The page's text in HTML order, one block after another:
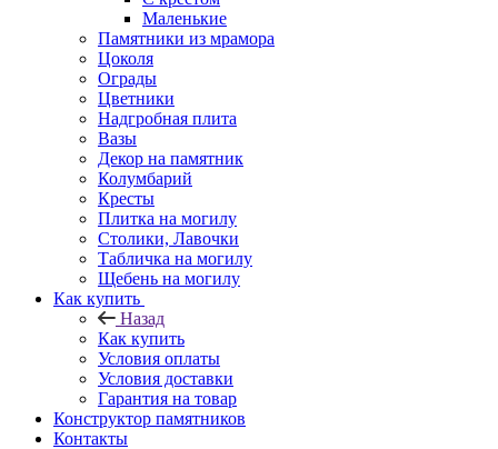
Маленькие
Памятники из мрамора
Цоколя
Ограды
Цветники
Надгробная плита
Вазы
Декор на памятник
Колумбарий
Кресты
Плитка на могилу
Столики, Лавочки
Табличка на могилу
Щебень на могилу
Как купить
Назад
Как купить
Условия оплаты
Условия доставки
Гарантия на товар
Конструктор памятников
Контакты